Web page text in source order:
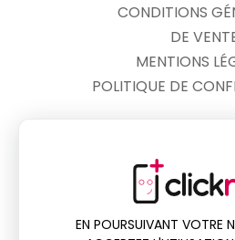
CONDITIONS
DE
MENTIONS
POLITIQUE DE
DU LUNDI AU
DE 10H00
13 RUE DU
EN POURSUIVANT VOTRE